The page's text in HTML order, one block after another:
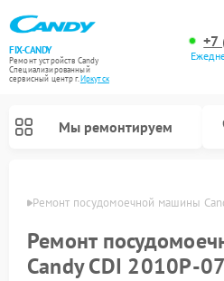
FIX-CANDY
Ремонт устройств Candy
Специализированный
cервисный центр г.Иркутск
+7
Мы ремонтируем
Ремонт посудомоечной машины
Ремонт
Candy CDI 2010P-